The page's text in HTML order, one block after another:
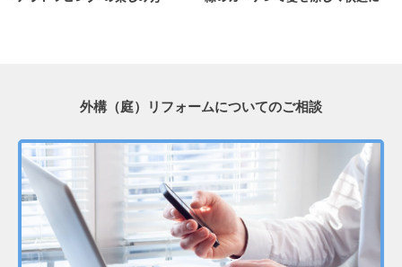
外構（庭）リフォームについてのご相談